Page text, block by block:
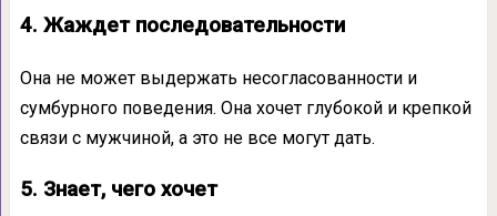
4. Жаждет последовательности
Она не может выдержать несогласованности и
сумбурного поведения. Она хочет глубокой и крепкой
связи с мужчиной, а это не все могут дать.
5. Знает, чего хочет